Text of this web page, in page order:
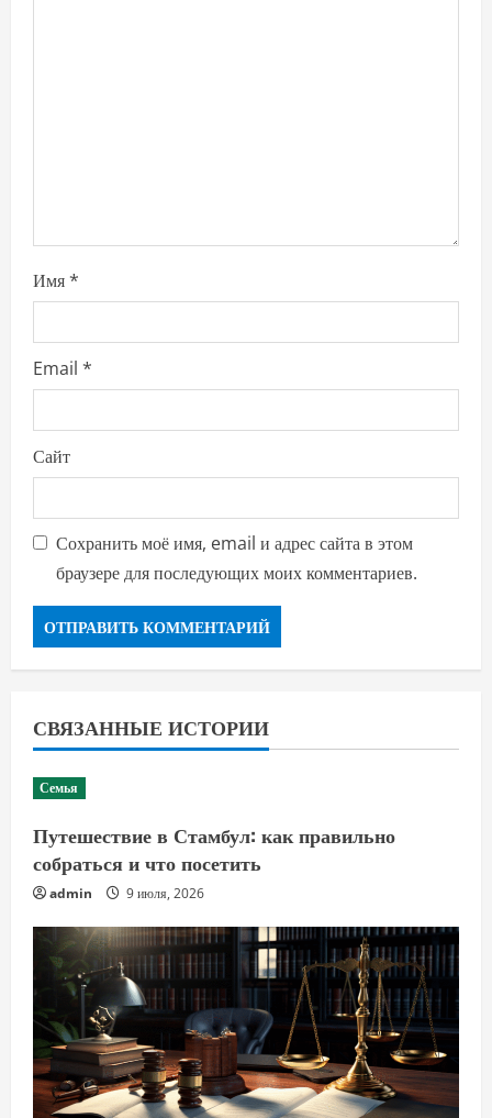
Имя*
Email *
Сайт
Сохранить моё имя, email и адрес сайта в этом
браузере для последующих моих комментариев.
СВЯЗАННЫЕ ИСТОРИИ
Семья
Путешествие в Стамбул: как правильно
собраться и что посетить
admin 9 июля, 2026